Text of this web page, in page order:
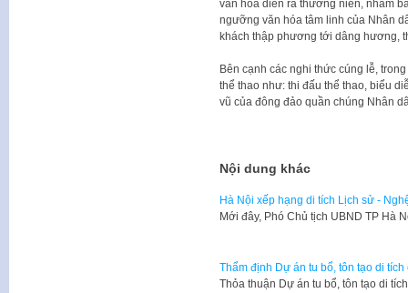
văn hóa diễn ra thường niên, nhằm
ngưỡng văn hóa tâm linh của Nhân
khách thập phương tới dâng hương,
Bên cạnh các nghi thức cúng lễ,
thể thao như: thi đấu thể thao, biểu
vũ của đông đảo quần chúng Nhân
Nội dung khác
Hà Nội xếp hạng di tích Lịch sử -
Mới đây, Phó Chủ tịch UBND TP Hà
Thẩm định Dự án tu bổ, tôn tạo di
Thỏa thuận Dự án tu bổ, tôn tạo di